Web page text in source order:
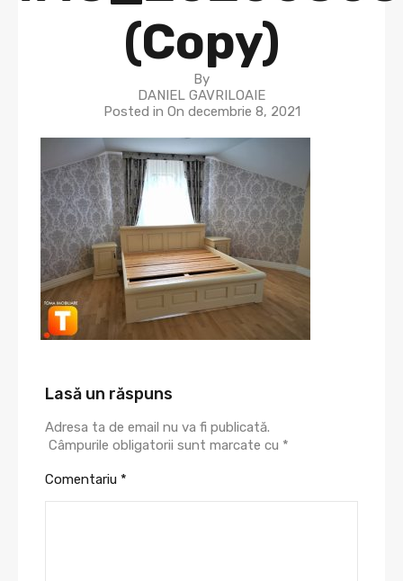
(Copy)
By
DANIEL GAVRILOAIE
Posted in On decembrie 8, 2021
Lasă un răspuns
Adresa ta de email nu va fi publicată.
Câmpurile obligatorii sunt marcate cu *
Comentariu *